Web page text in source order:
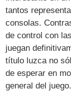
tantos
consolas.
de control con
juegan
título luzca no
de esperar en
general del